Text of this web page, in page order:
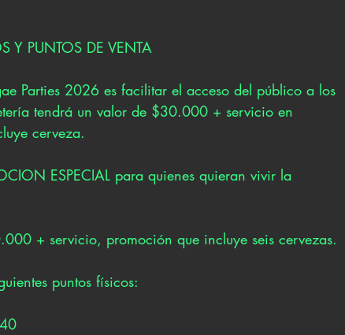
Y PUNTOS DE VENTA
Parties 2026 es facilitar el acceso del público a los
tendrá un valor de $30.000 + servicio en
cerveza.
ESPECIAL para quienes quieran vivir la
+ servicio, promoción que incluye seis cervezas.
puntos físicos: